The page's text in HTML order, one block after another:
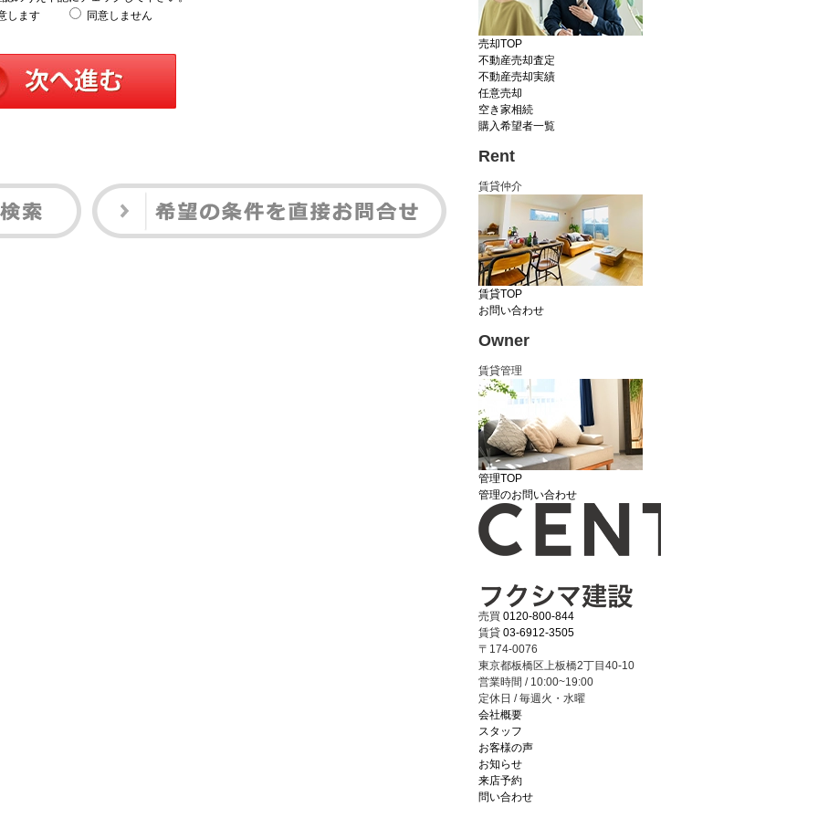
します
同意しません
売却TOP
不動産売却査定
不動産売却実績
任意売却
空き家相続
購入希望者一覧
Rent
賃貸仲介
賃貸TOP
お問い合わせ
Owner
賃貸管理
管理TOP
管理のお問い合わせ
売買 0120-800-844
賃貸 03-6912-3505
〒174-0076
東京都板橋区上板橋2丁目40-10
営業時間 / 10:00~19:00
定休日 / 毎週火・水曜
会社概要
スタッフ
お客様の声
お知らせ
来店予約
問い合わせ